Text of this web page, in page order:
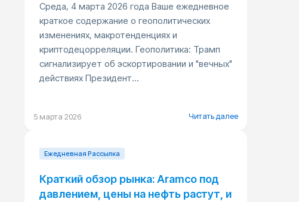
Среда, 4 марта 2026 года Ваше ежедневное
краткое содержание о геополитических
изменениях, макротенденциях и
криптодецорреляции. Геополитика: Трамп
сигнализирует об эскортировании и "вечных"
действиях Президент...
5 марта 2026 Читать далее
Ежедневная Pассылка
Краткий обзор рынка: Aramco под
давлением, цены на нефть растут, и